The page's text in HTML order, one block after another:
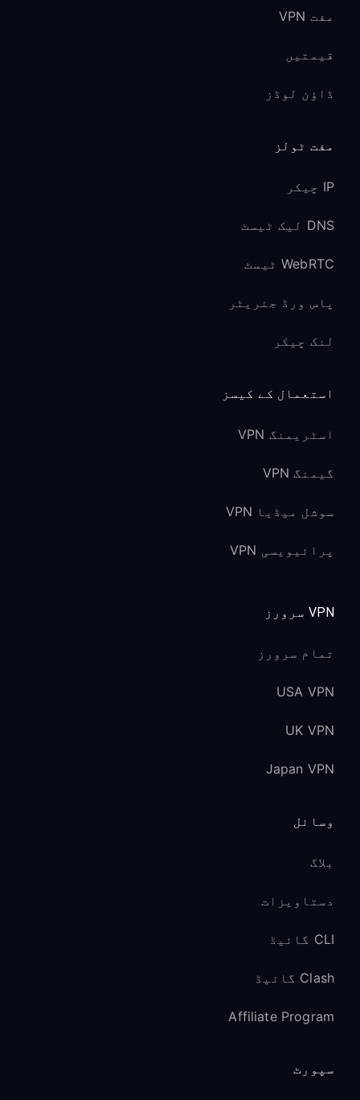
مفت VPN
قیمتیں
ڈاؤن لوڈز
مفت ٹولز
IP چیکر
DNS لیک ٹیسٹ
WebRTC ٹیسٹ
پاس ورڈ جنریٹر
لنک چیکر
استعمال کے کیسز
اسٹریمنگ VPN
گیمنگ VPN
سوشل میڈیا VPN
پرائیویسی VPN
VPN سرورز
تمام سرورز
USA VPN
UK VPN
Japan VPN
وسائل
بلاگ
دستاویزات
CLI گائیڈ
Clash گائیڈ
Affiliate Program
سپورٹ